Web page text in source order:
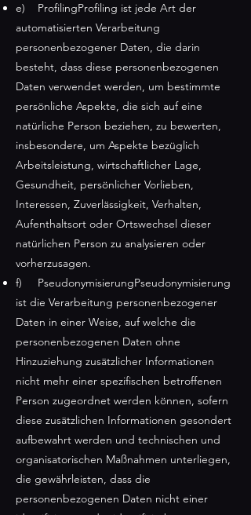
e) ProfilingProfiling ist jede Art der
automatisierten Verarbeitung
personenbezogener Daten, die darin
besteht, dass diese personenbezogenen
Daten verwendet werden, um bestimmte
persönliche Aspekte, die sich auf eine
natürliche Person beziehen, zu bewerten,
insbesondere, um Aspekte bezüglich
Arbeitsleistung, wirtschaftlicher Lage,
Gesundheit, persönlicher Vorlieben,
Interessen, Zuverlässigkeit, Verhalten,
Aufenthaltsort oder Ortswechsel dieser
natürlichen Person zu analysieren oder
vorherzusagen.
f) PseudonymisierungPseudonymisierung
ist die Verarbeitung personenbezogener
Daten in einer Weise, auf welche die
personenbezogenen Daten ohne
Hinzuziehung zusätzlicher Informationen
nicht mehr einer spezifischen betroffenen
Person zugeordnet werden können, sofern
diese zusätzlichen Informationen gesondert
aufbewahrt werden und technischen und
organisatorischen Maßnahmen unterliegen,
die gewährleisten, dass die
personenbezogenen Daten nicht einer